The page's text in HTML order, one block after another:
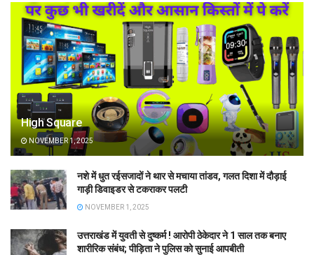
High Square
NOVEMBER 1, 2025
नशे में धुत रईसजादों ने थार से मचाया तांडव, गलत दिशा में दौड़ाई
गाड़ी डिवाइडर से टकराकर पलटी
NOVEMBER 1, 2025
उत्तराखंड में युवती से दुष्कर्म ! आरोपी ठेकेदार ने 1 साल तक बनाए
शारीरिक संबंध; पीड़िता ने पुलिस को सुनाई आपबीती